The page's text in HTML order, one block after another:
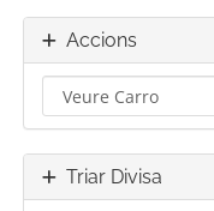
Accions
Triar Divisa